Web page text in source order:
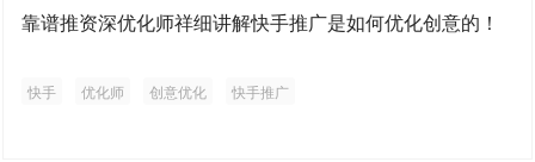
靠谱推资深优化师祥细讲解快手推广是如何优化创意的！
快手 优化师 创意优化 快手推广